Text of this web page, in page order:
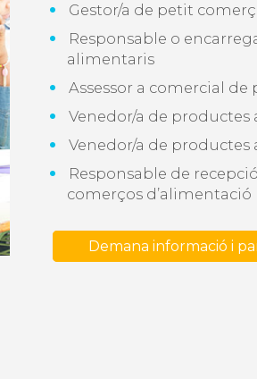
Gestor/a de petit
Responsable o
alimentaris
Assessor a comercial
Venedor/a de
Venedor/a de
Responsable de
comerços d’alimentació
Demana informació i